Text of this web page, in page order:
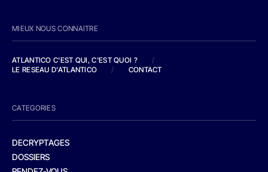
MIEUX NOUS CONNAITRE
ATLANTICO C'EST QUI, C'EST QUOI ?
/
LE RESEAU D'ATLANTICO
/ CONTACT
CATEGORIES
DECRYPTAGES
DOSSIERS